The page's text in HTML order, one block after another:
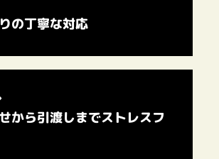
の丁寧な対応
から引渡しまでストレスフ